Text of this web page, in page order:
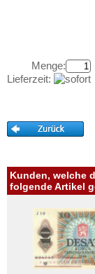
Zypern
Ihre
Ankauf
Menge:
Lieferzeit:
Kunden, welche
folgende Artikel